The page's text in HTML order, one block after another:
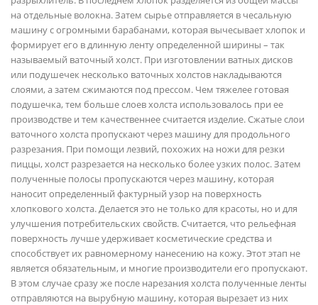
на отдельные волокна. Затем сырье отправляется в чесальную
машину с огромными барабанами, которая вычесывает хлопок и
формирует его в длинную ленту определенной ширины – так
называемый ваточный холст. При изготовлении ватных дисков
или подушечек несколько ваточных холстов накладываются
слоями, а затем сжимаются под прессом. Чем тяжелее готовая
подушечка, тем больше слоев холста использовалось при ее
производстве и тем качественнее считается изделие. Сжатые слои
ваточного холста пропускают через машину для продольного
разрезания. При помощи лезвий, похожих на ножи для резки
пиццы, холст разрезается на несколько более узких полос. Затем
полученные полосы пропускаются через машину, которая
наносит определенный фактурный узор на поверхность
хлопкового холста. Делается это не только для красоты, но и для
улучшения потребительских свойств. Считается, что рельефная
поверхность лучше удерживает косметические средства и
способствует их равномерному нанесению на кожу. Этот этап не
является обязательным, и многие производители его пропускают.
В этом случае сразу же после нарезания холста полученные ленты
отправляются на вырубную машину, которая вырезает из них